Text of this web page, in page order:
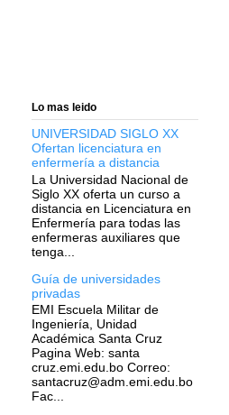
Lo mas leido
UNIVERSIDAD SIGLO XX
Ofertan licenciatura en
enfermería a distancia
La Universidad Nacional de
Siglo XX oferta un curso a
distancia en Licenciatura en
Enfermería para todas las
enfermeras auxiliares que
tenga...
Guía de universidades
privadas
EMI Escuela Militar de
Ingeniería, Unidad
Académica Santa Cruz
Pagina Web: santa
cruz.emi.edu.bo Correo:
santacruz@adm.emi.edu.bo
Fac...